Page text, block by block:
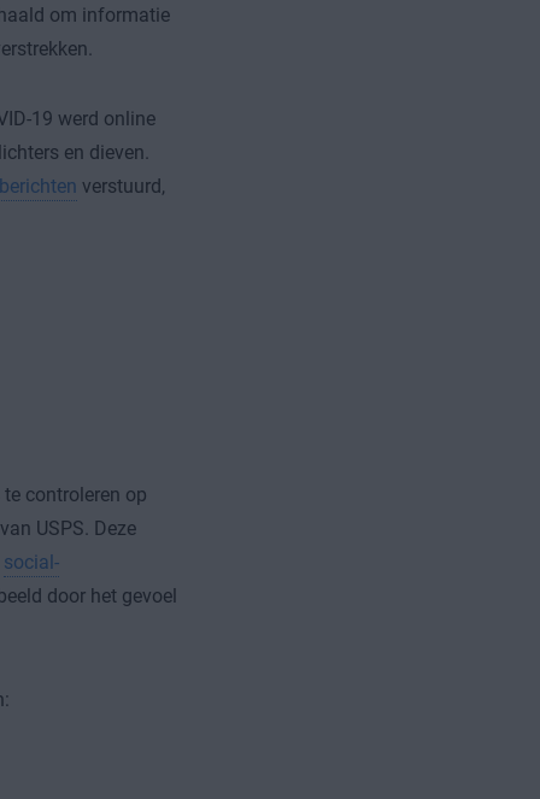
om informatie
19 werd online
en dieven.
verstuurd,
controleren op
USPS. Deze
social-
door het gevoel